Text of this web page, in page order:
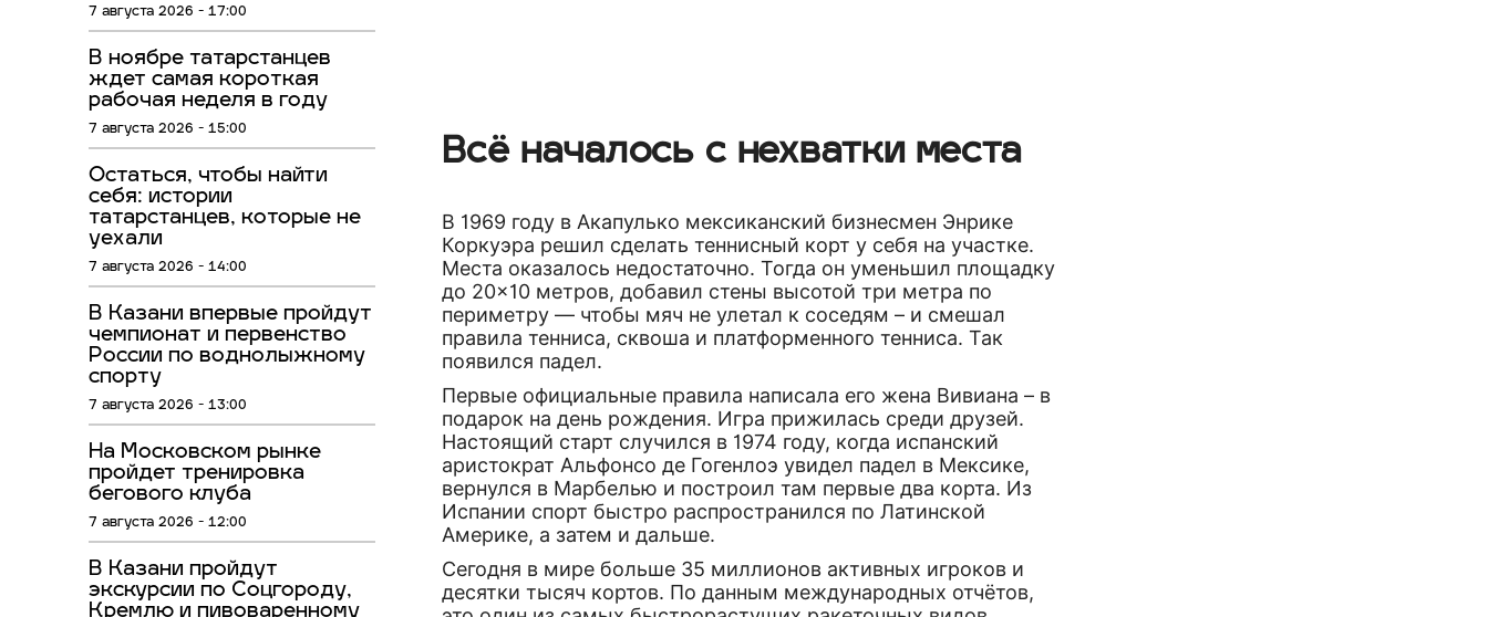
7 августа 2026 - 17:00
В ноябре татарстанцев
ждет самая короткая
рабочая неделя в году
7 августа 2026 - 15:00
Остаться, чтобы найти
себя: истории
татарстанцев, которые не
уехали
7 августа 2026 - 14:00
В Казани впервые пройдут
чемпионат и первенство
России по воднолыжному
спорту
7 августа 2026 - 13:00
На Московском рынке
пройдет тренировка
бегового клуба
7 августа 2026 - 12:00
В Казани пройдут
экскурсии по Соцгороду,
Кремлю и пивоваренному
Всё началось с нехватки места
В 1969 году в Акапулько мексиканский бизнесмен Энрике
Коркуэра решил сделать теннисный корт у себя на участке.
Места оказалось недостаточно. Тогда он уменьшил площадку
до 20×10 метров, добавил стены высотой три метра по
периметру — чтобы мяч не улетал к соседям – и смешал
правила тенниса, сквоша и платформенного тенниса. Так
появился падел.
Первые официальные правила написала его жена Вивиана – в
подарок на день рождения. Игра прижилась среди друзей.
Настоящий старт случился в 1974 году, когда испанский
аристократ Альфонсо де Гогенлоэ увидел падел в Мексике,
вернулся в Марбелью и построил там первые два корта. Из
Испании спорт быстро распространился по Латинской
Америке, а затем и дальше.
Сегодня в мире больше 35 миллионов активных игроков и
десятки тысяч кортов. По данным международных отчётов,